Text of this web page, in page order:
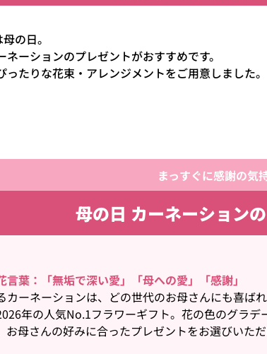
の日。
ーションのプレゼントがおすすめです。
たりな花束・アレンジメントをご用意しました。
まっすぐに感謝の気
母の日 カーネーションの
言葉：「無垢で深い愛」「母への愛」「感謝」
カーネーションは、どの世代のお母さんにも喜ば
年の人気No.1フラワーギフト。花の色のグラ
母さんの好みに合ったプレゼントをお選びいただ